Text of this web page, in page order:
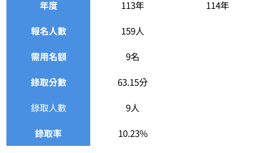
年度 113年 114年
報名人數 159人
需用名額 9名
錄取分數 63.15分
錄取人數 9人
錄取率 10.23%